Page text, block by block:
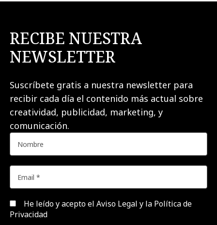
RECIBE NUESTRA
NEWSLETTER
Suscríbete gratis a nuestra newsletter para
recibir cada día el contenido más actual sobre
creatividad, publicidad, marketing, y
comunicación.
He leído y acepto el Aviso Legal y la Política de
Privacidad